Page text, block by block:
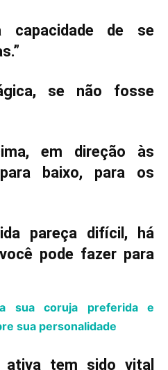
capacidade de se
se não fosse
em direção às
baixo, para os
pareça difícil, há
pode fazer para
sua coruja preferida e
sua personalidade
ativa tem sido vital